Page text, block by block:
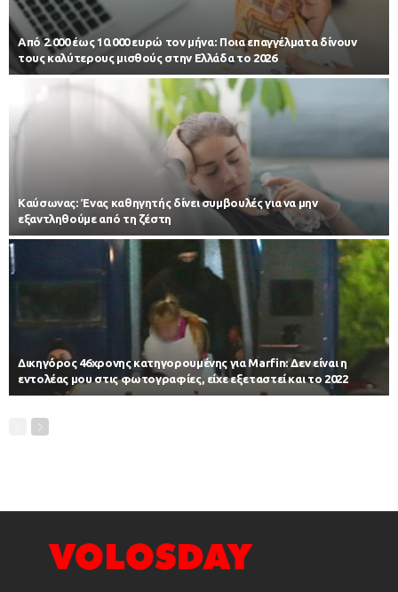
Από 2.000 έως 10.000 ευρώ τον μήνα: Ποια επαγγέλματα δίνουν
τους καλύτερους μισθούς στην Ελλάδα το 2026
Kαύσωνας: Ένας καθηγητής δίνει συμβουλές για να μην
εξαντληθούμε από τη ζέστη
Δικηγόρος 46χρονης κατηγορουμένης για Marfin: Δεν είναι η
εντολέας μου στις φωτογραφίες, είχε εξεταστεί και το 2022